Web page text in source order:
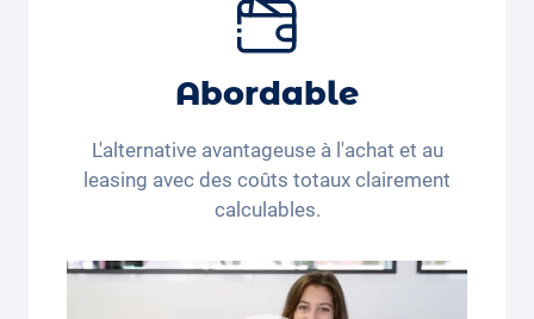
Forfait kilométrique mensuel flexible
mois (350 kilomètres) ou beaucoup de
forfait kilométrique peut être ajusté
confortablement sur l'application.
Abordable
L'alternative avantageuse à l'achat et au
leasing avec des coûts totaux clairement
calculables.